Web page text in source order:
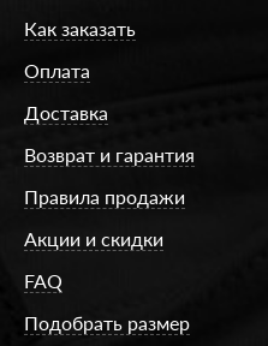
Как заказать
Оплата
Доставка
Возврат и гарантия
Правила продажи
Акции и скидки
FAQ
Подобрать размер